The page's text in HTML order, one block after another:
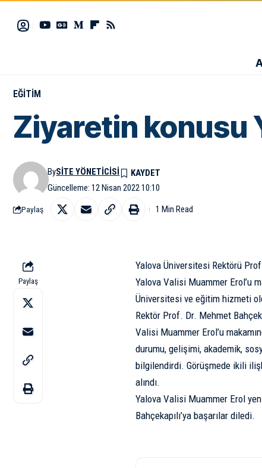
EĞITIM
Ziyaretin konusu
Güncelleme: 12 Nisan 2022 10:10
BySITE YÖNETICISI
Paylaş 1 Min Read
Paylaş
Yalova Üniversitesi Rektörü
Yalova Valisi Muammer Erol’u
Üniversitesi ve eğitim hizmeti
Rektör Prof. Dr. Mehmet
Valisi Muammer Erol’u
durumu, gelişimi, akademik,
bilgilendirdi. Görüşmede ikili
alındı.
Yalova Valisi Muammer Erol
Bahçekapılı’ya başarılar diledi.